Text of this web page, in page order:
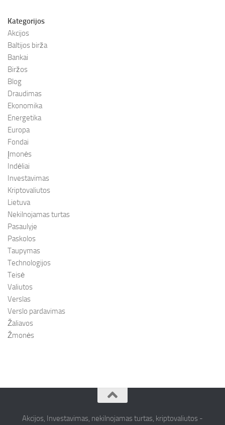
Kategorijos
Akcijos
Baltijos birža
Bankai
Biržos
Blog
Draudimas
Ekonomika
Energetika
Europa
Fondai
Įmonės
Indėliai
Investavimas
Kriptovaliutos
Lietuva
Nekilnojamas turtas
Pasaulyje
Paskolos
Taupymas
Technologijos
Teisė
Valiutos
Verslas
Verslo pardavimas
Žaliavos
Žmonės
Akcijos, Investavimas, nekilnojamas turtas, kriptovaliutos -